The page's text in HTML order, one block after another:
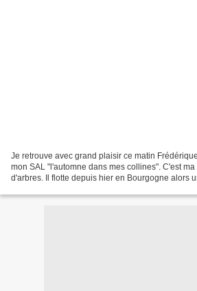
Je retrouve avec grand plaisir ce matin
mon SAL "l'automne dans mes collines". C'est
d'arbres. Il flotte depuis hier en Bourgogne alors